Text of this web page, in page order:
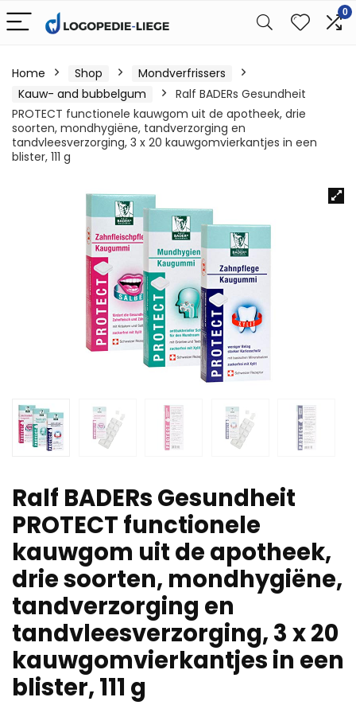
0
Home Shop
Mondverfrissers
Kauw- and bubbelgum
Ralf BADERs Gesundheit
PROTECT functionele kauwgom uit de apotheek, drie
soorten, mondhygiëne, tandverzorging en
tandvleesverzorging, 3 x 20 kauwgomvierkantjes in een
blister, 111 g
Ralf BADERs Gesundheit
PROTECT functionele
kauwgom uit de apotheek,
drie soorten, mondhygiëne,
tandverzorging en
tandvleesverzorging, 3 x 20
kauwgomvierkantjes in een
blister, 111 g